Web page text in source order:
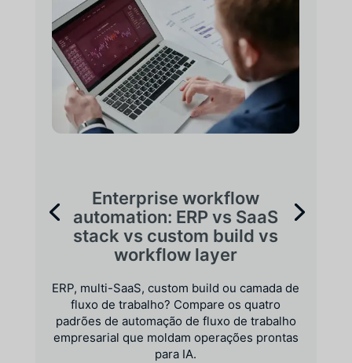
Enterprise workflow
automation: ERP vs SaaS
stack vs custom build vs
workflow layer
ERP, multi-SaaS, custom build ou camada de
fluxo de trabalho? Compare os quatro
padrões de automação de fluxo de trabalho
empresarial que moldam operações prontas
para IA.